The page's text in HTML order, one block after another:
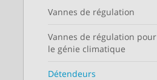
Vannes de régulation
Vannes de régulation pour
le génie climatique
Détendeurs